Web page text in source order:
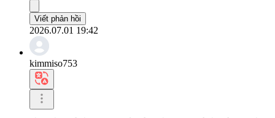
Viết phản hồi
2026.07.01 19:42
kimmiso753